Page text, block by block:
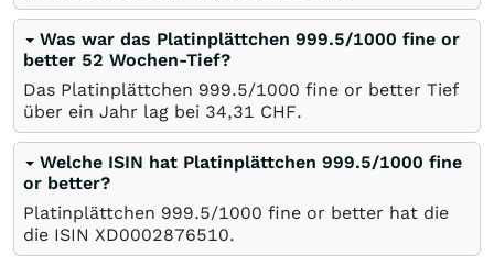
Was war das Platinplättchen 999.5/1000 fine or
better 52 Wochen-Tief?
Das Platinplättchen 999.5/1000 fine or better Tief
über ein Jahr lag bei 34,31 CHF.
Welche ISIN hat Platinplättchen 999.5/1000 fine
or better?
Platinplättchen 999.5/1000 fine or better hat die
die ISIN XD0002876510.